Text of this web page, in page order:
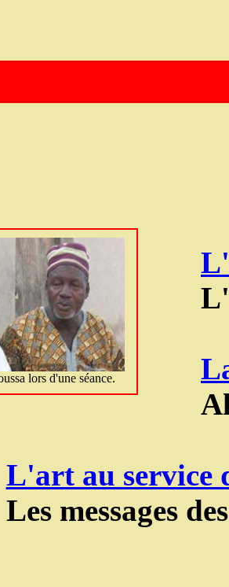
lors d'une séance.
L'art au service
Les messages